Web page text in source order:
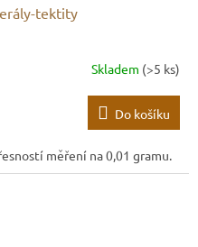
tektity
Skladem (>5 ks)
Do košíku
měření na 0,01 gramu.